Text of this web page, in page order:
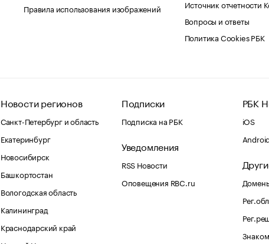
Правила использования изображений
Источник отчетности
Вопросы и ответы
Политика Cookies РБК
Новости регионов
Санкт-Петербург и область
Екатеринбург
Новосибирск
Башкортостан
Вологодская область
Калининград
Краснодарский край
Подписки
Подписка на РБК
Уведомления
RSS Новости
Оповещения RBC.ru
РБК
iOS